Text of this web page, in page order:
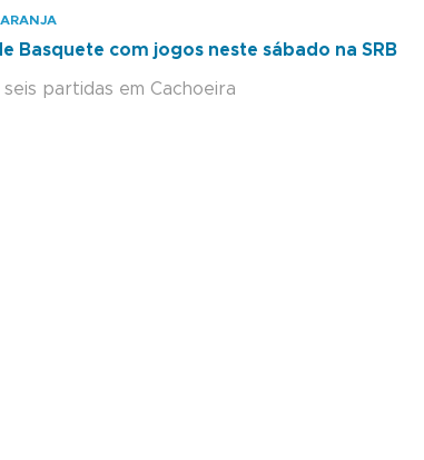
Basquete com jogos neste sábado na SRB
seis partidas em Cachoeira